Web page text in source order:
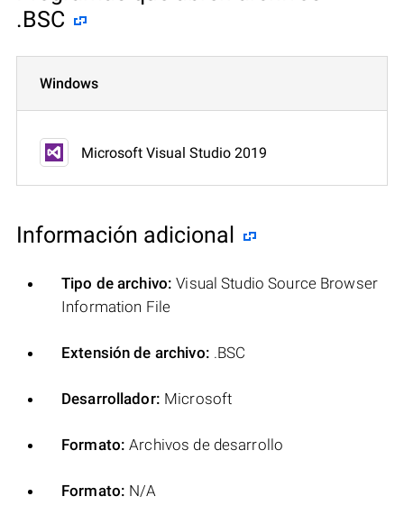
.BSC
Windows
Microsoft Visual Studio 2019
Información adicional
Tipo de archivo: Visual Studio Source Browser
Information File
Extensión de archivo: .BSC
Desarrollador: Microsoft
Formato: Archivos de desarrollo
Formato: N/A